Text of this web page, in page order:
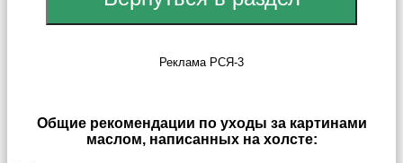
Реклама РСЯ-3
Общие рекомендации по уходы за картинами
маслом, написанных на холсте: